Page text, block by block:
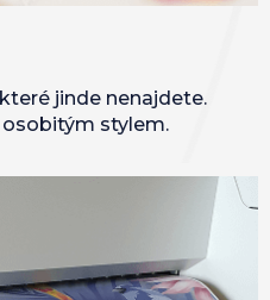
jinde nenajdete.
osobitým stylem.